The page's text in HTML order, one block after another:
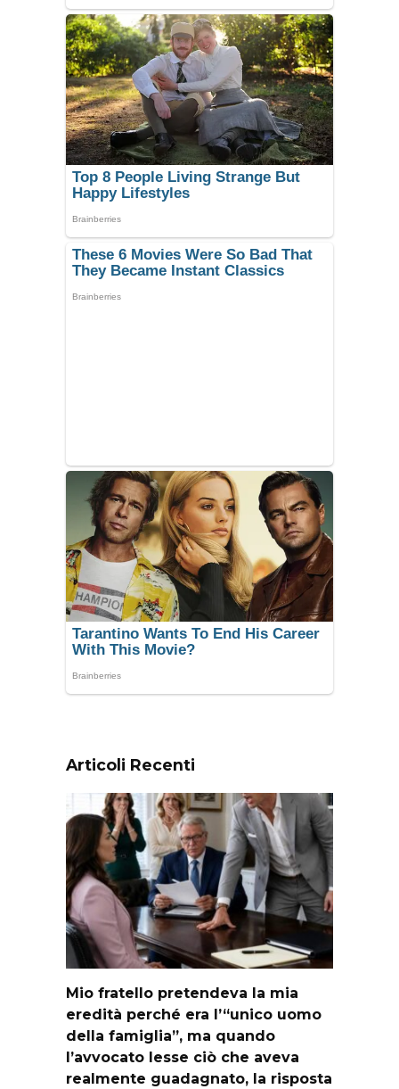
Articoli Recenti
Mio fratello pretendeva la mia
eredità perché era l’“unico uomo
della famiglia”, ma quando
l’avvocato lesse ciò che aveva
realmente guadagnato, la risposta